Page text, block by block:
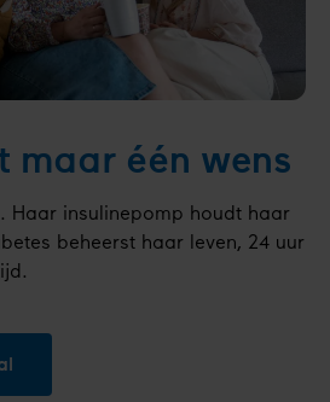
maar één wens
Haar insulinepomp houdt haar
beheerst haar leven, 24 uur